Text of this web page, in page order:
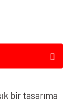
bir tasarıma